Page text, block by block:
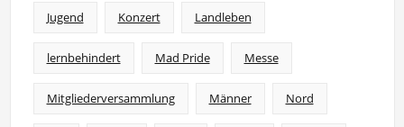
Jugend Konzert Landleben
lernbehindert Mad Pride Messe
Mitgliederversammlung Männer Nord